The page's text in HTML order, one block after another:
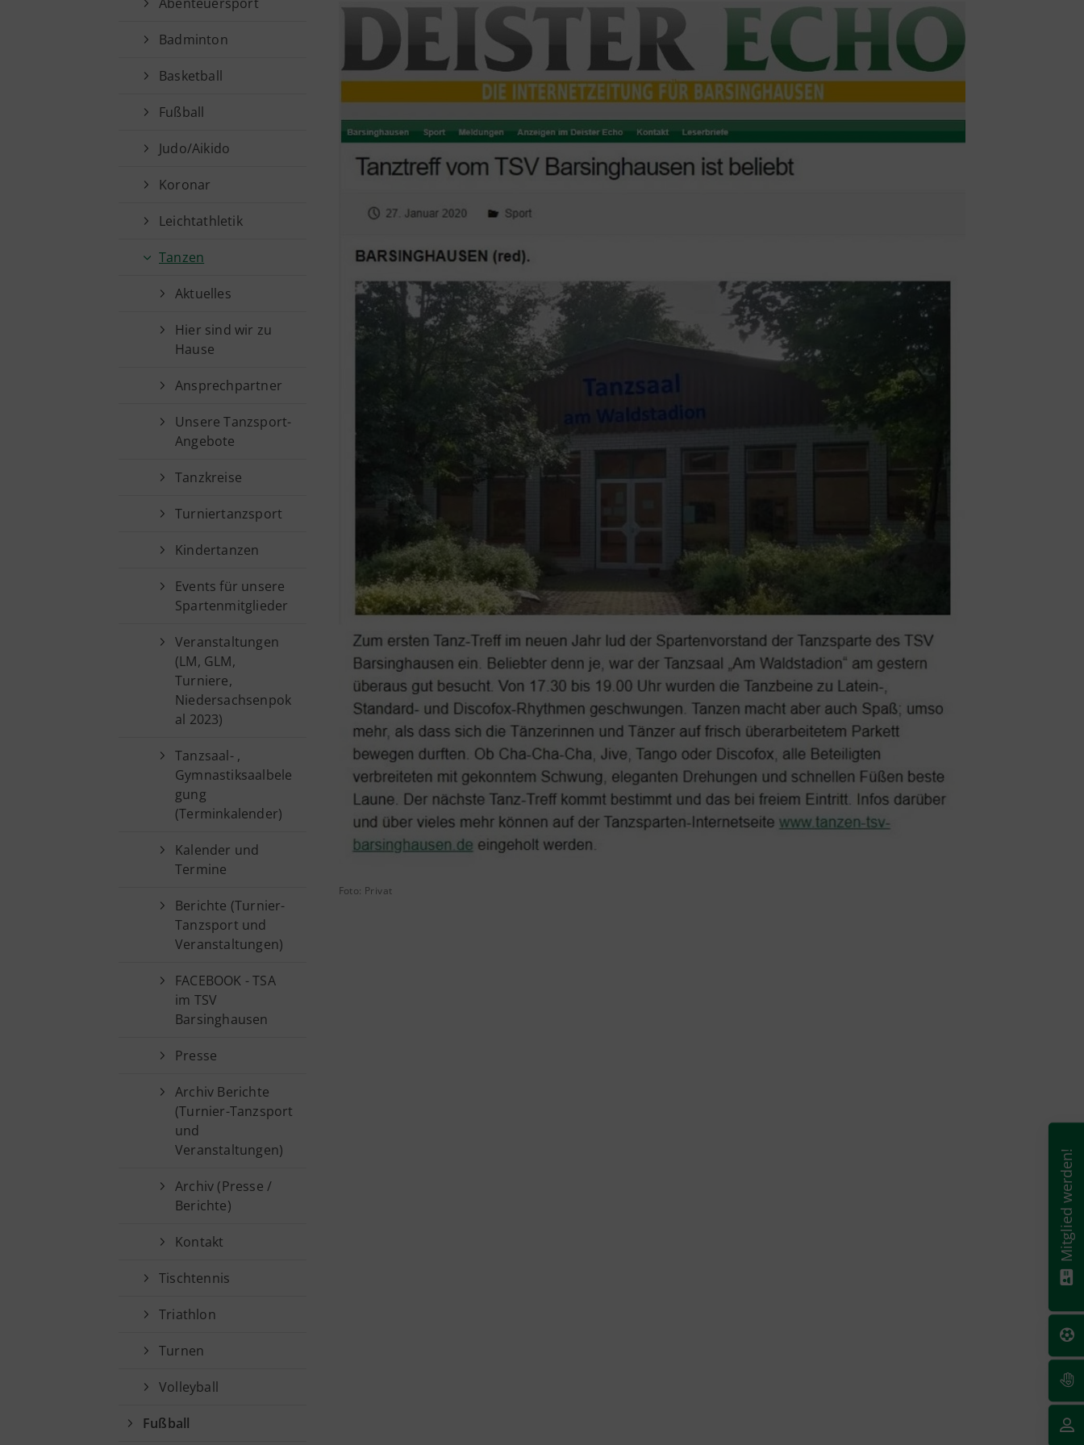
Foto: Privat
Badminton
Basketball
Fußball
Judo/Aikido
Koronar
Leichtathletik
Tanzen
Aktuelles
Hier sind wir zu
Hause
Ansprechpartner
Unsere Tanzsport-
Angebote
Tanzkreise
Turniertanzsport
Kindertanzen
Events für unsere
Spartenmitglieder
Veranstaltungen
(LM, GLM,
Turniere,
Niedersachsenpok
al 2023)
Tanzsaal- ,
Gymnastiksaalbele
gung
(Terminkalender)
Kalender und
Termine
Berichte (Turnier-
Tanzsport und
Veranstaltungen)
FACEBOOK - TSA
im TSV
Barsinghausen
Presse
Archiv Berichte
(Turnier-Tanzsport
und
Veranstaltungen)
Archiv (Presse /
Berichte)
Kontakt
Tischtennis
Triathlon
Turnen
Volleyball
Fußball
Mitglied werden!
Kurzlinks
Sportangebote finden
Sparten
Deine Mitgliedschaft
Alles zur Mitgliedschaft
Termine
Downloads
Fragen & Antworten
Geschäftsstelle
TSV Barsinghausen e.V.
30890 Barsinghausen